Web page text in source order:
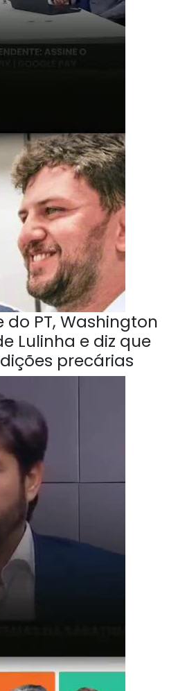
PT, Washington
Lulinha e diz que
precárias